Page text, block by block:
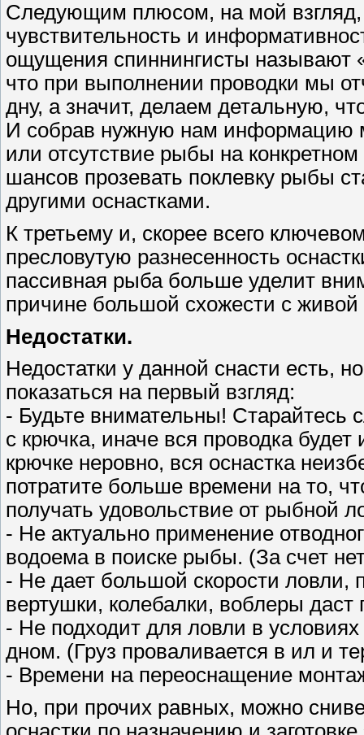
Следующим плюсом, на мой взгляд,
чувствительность и
ощущения спиннингисты называют
что при выполнении проводки мы
дну, а значит, делаем детальную,
И собрав нужную нам информацию
или отсутствие рыбы на
шансов прозевать поклевку рыбы
другими оснастками.
К третьему и, скорее всего
пресловутую разнесенность
пассивная рыба больше уделит
причине большой схожести с
Недостатки.
Недостатки у данной снасти есть,
показаться на первый взгляд:
- Будьте внимательны! Старайтесь
с крючка, иначе вся проводка
крючке неровно, вся оснастка
потратите больше времени на то,
получать удовольствие от рыбной
- Не актуально применение
водоема в поиске рыбы. (За счет
- Не дает большой скорости ловли,
вертушки, колебалки, воблеры
- Не подходит для ловли в
дном. (Груз проваливается в ил и
- Времени на переоснащение
Но, при прочих равных, можно